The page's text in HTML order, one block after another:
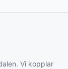
Vi kopplar